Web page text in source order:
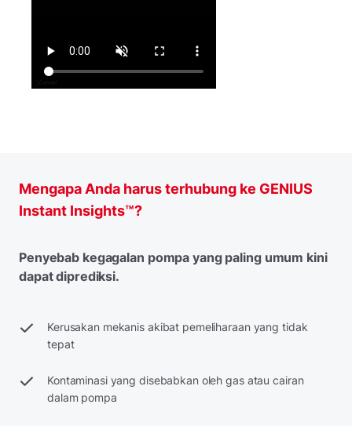
Mengapa Anda harus terhubung ke GENIUS
Instant Insights™?
Penyebab kegagalan pompa yang paling umum kini
dapat diprediksi.
Kerusakan mekanis akibat pemeliharaan yang tidak
tepat
Kontaminasi yang disebabkan oleh gas atau cairan
dalam pompa